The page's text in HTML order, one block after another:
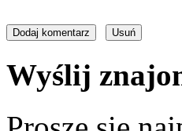
Wyślij